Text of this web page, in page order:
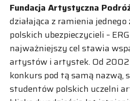
Fundacja Artystyczna
działająca z ramienia
polskich ubezpieczycieli –
najważniejszy cel stawia
artystów i artystek. Od
konkurs pod tą samą nazwą,
studentów polskich uczelni